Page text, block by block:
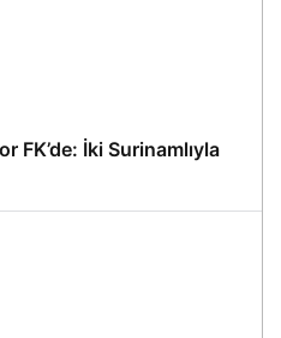
FK’de: İki Surinamlıyla